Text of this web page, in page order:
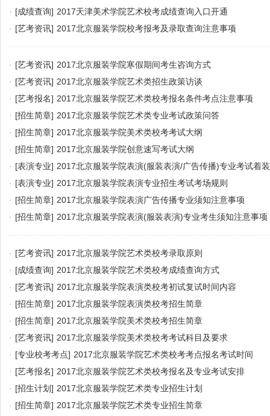
· [成绩查询] 2017天津美术学院艺术校考成绩查询入口开通
· [艺考资讯] 2017北京服装学院校考报考及录取查询注意事项
· [艺考资讯] 2017北京服装学院寒假期间考生咨询方式
· [艺考资讯] 2017北京服装学院艺术类招生政策访谈
· [艺考报名] 2017北京服装学院艺术类校考报名条件考点注意事项
· [招生简章] 2017北京服装学院艺术类专业考试政策问答
· [招生简章] 2017北京服装学院美术类校考考试大纲
· [招生简章] 2017北京服装学院创意速写考试大纲
· [表演专业] 2017北京服装学院表演(服装表演/广告传播)专业考试着
· [表演专业] 2017北京服装学院表演专业招生考试考场规则
· [招生简章] 2017北京服装学院表演广告传播专业须知注意事项
· [招生简章] 2017北京服装学院表演(服装表演)专业考生须知注意事项
· [艺考资讯] 2017北京服装学院艺术类校考录取原则
· [成绩查询] 2017北京服装学院艺术类校考成绩查询方式
· [艺考资讯] 2017北京服装学院表演类校考初试复试时间内容
· [招生简章] 2017北京服装学院表演类校考招生简章
· [招生简章] 2017北京服装学院美术类校考招生简章
· [艺考资讯] 2017北京服装学院美术类校考考试科目及要求
· [专业校考考点] 2017北京服装学院艺术类校考考点报名考试时间
· [艺考报名] 2017北京服装学院艺术类校考报名及专业考试安排
· [招生计划] 2017北京服装学院艺术类专业招生计划
· [招生简章] 2017北京服装学院艺术类专业招生简章